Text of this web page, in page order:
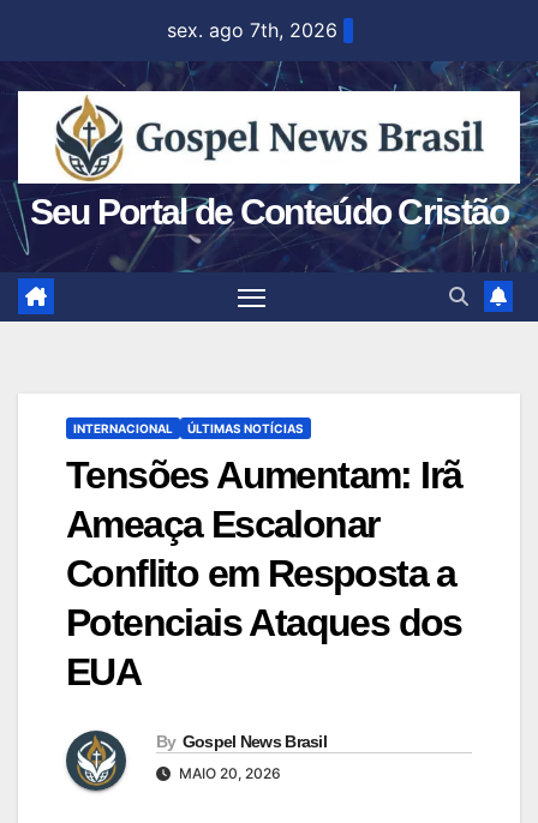
content
sex. ago 7th, 2026
Seu Portal de Conteúdo Cristão
INTERNACIONAL ÚLTIMAS NOTÍCIAS
Tensões Aumentam: Irã
Ameaça Escalonar
Conflito em Resposta a
Potenciais Ataques dos
EUA
By Gospel News Brasil
MAIO 20, 2026